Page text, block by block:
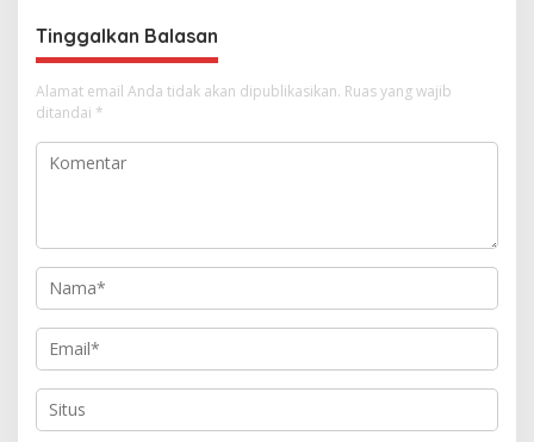
Tinggalkan Balasan
Alamat email Anda tidak akan dipublikasikan. Ruas yang wajib
ditandai *